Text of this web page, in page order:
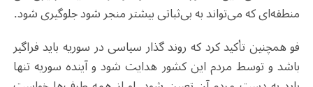
منطقه‌ای که می‌تواند به بی‌ثباتی بیشتر منجر شود جلوگیری شود.
فو همچنین تأکید کرد که روند گذار سیاسی در سوریه باید فراگیر
باشد و توسط مردم این کشور هدایت شود و آینده سوریه تنها